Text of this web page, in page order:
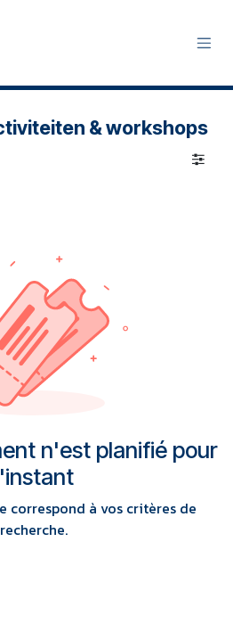
& workshops
n'est planifié pour
correspond à vos critères de
recherche.